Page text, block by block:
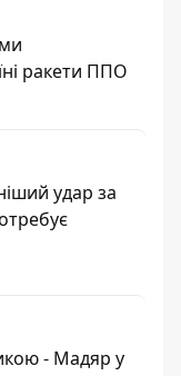
ракети ППО
удар за
- Мадяр у